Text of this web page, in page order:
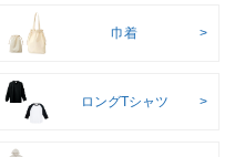
巾着
ロングTシャツ